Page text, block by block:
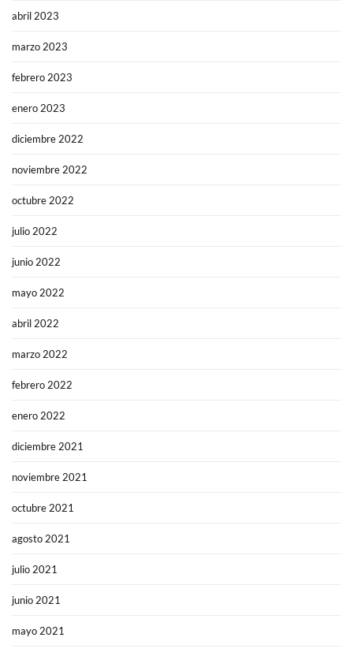
abril 2023
marzo 2023
febrero 2023
enero 2023
diciembre 2022
noviembre 2022
octubre 2022
julio 2022
junio 2022
mayo 2022
abril 2022
marzo 2022
febrero 2022
enero 2022
diciembre 2021
noviembre 2021
octubre 2021
agosto 2021
julio 2021
junio 2021
mayo 2021